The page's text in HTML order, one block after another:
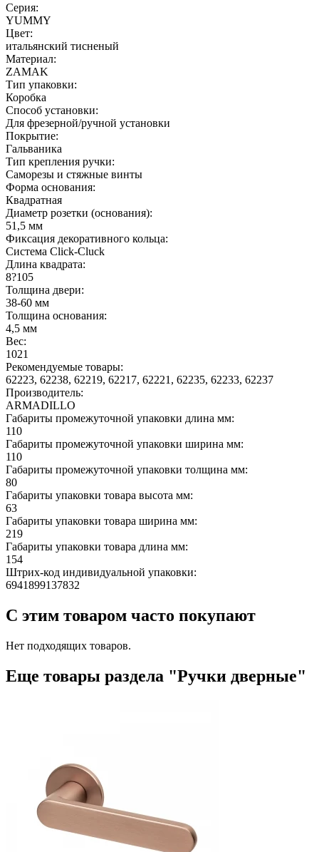
Серия:
YUMMY
Цвет:
итальянский тисненый
Материал:
ZAMAK
Тип упаковки:
Коробка
Способ установки:
Для фрезерной/ручной установки
Покрытие:
Гальваника
Тип крепления ручки:
Саморезы и стяжные винты
Форма основания:
Квадратная
Диаметр розетки (основания):
51,5 мм
Фиксация декоративного кольца:
Система Click-Cluck
Длина квадрата:
8?105
Толщина двери:
38-60 мм
Толщина основания:
4,5 мм
Вес:
1021
Рекомендуемые товары:
62223, 62238, 62219, 62217, 62221, 62235, 62233, 62237
Производитель:
ARMADILLO
Габариты промежуточной упаковки длина мм:
110
Габариты промежуточной упаковки ширина мм:
110
Габариты промежуточной упаковки толщина мм:
80
Габариты упаковки товара высота мм:
63
Габариты упаковки товара ширина мм:
219
Габариты упаковки товара длина мм:
154
Штрих-код индивидуальной упаковки:
6941899137832
С этим товаром часто покупают
Нет подходящих товаров.
Еще товары раздела "Ручки дверные"